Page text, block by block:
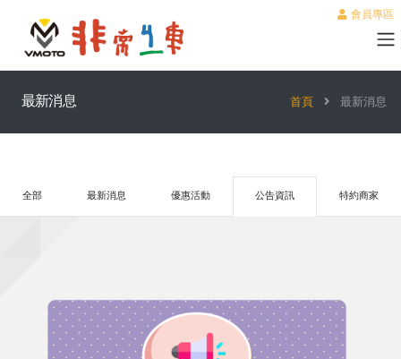
會員專區
最新消息 首頁 最新消息
全部 最新消息 優惠活動 公告資訊 特約商家